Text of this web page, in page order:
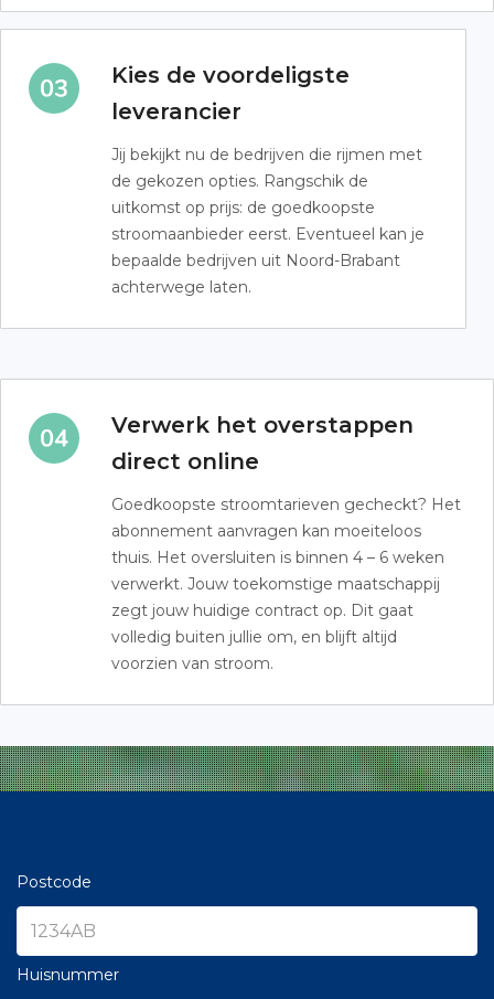
Kies de voordeligste
leverancier
Jij bekijkt nu de bedrijven die rijmen met
de gekozen opties. Rangschik de
uitkomst op prijs: de goedkoopste
stroomaanbieder eerst. Eventueel kan je
bepaalde bedrijven uit Noord-Brabant
achterwege laten.
Verwerk het overstappen
direct online
Goedkoopste stroomtarieven gecheckt? Het
abonnement aanvragen kan moeiteloos
thuis. Het oversluiten is binnen 4 – 6 weken
verwerkt. Jouw toekomstige maatschappij
zegt jouw huidige contract op. Dit gaat
volledig buiten jullie om, en blijft altijd
voorzien van stroom.
Postcode
Huisnummer